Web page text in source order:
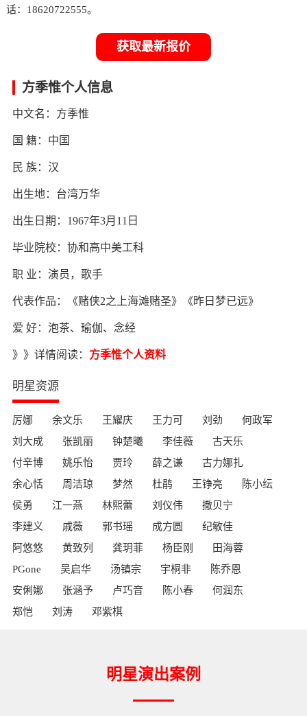
话：18620722555。
获取最新报价
方季惟个人信息
中文名：方季惟
国 籍：中国
民 族：汉
出生地：台湾万华
出生日期：1967年3月11日
毕业院校：协和高中美工科
职 业：演员，歌手
代表作品：《赌侠2之上海滩赌圣》《昨日梦已远》
爱 好：泡茶、瑜伽、念经
》》详情阅读： 方季惟个人资料
明星资源
厉娜 余文乐 王耀庆 王力可 刘劲
何政军
刘大成
张凯丽 钟楚曦 李佳薇
古天乐
付辛博
姚乐怡 贾玲 薛之谦
古力娜扎
余心恬
周洁琼 梦然 杜鹃 王铮亮
陈小纭
侯勇
江一燕 林熙蕾 刘仪伟
撒贝宁
李建义
戚薇 郭书瑶 成方圆
纪敏佳
阿悠悠
黄致列 龚玥菲 杨臣刚
田海蓉
PGone
吴启华 汤镇宗 宇桐非
陈乔恩
安俐娜
张涵予 卢巧音 陈小春
何润东
郑恺
刘涛 邓紫棋
明星演出案例